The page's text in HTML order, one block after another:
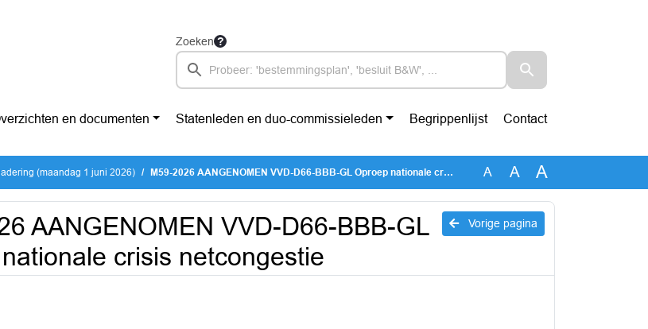
Zoeken
en documenten Statenleden en duo-commissieleden Begrippenlijst Contact
(maandag 1 juni 2026) M59-2026 AANGENOMEN VVD-D66-BBB-GL Oproep nationale crisis netcongestie A A A
Vorige pagina
AANGENOMEN VVD-D66-BBB-GL
crisis netcongestie